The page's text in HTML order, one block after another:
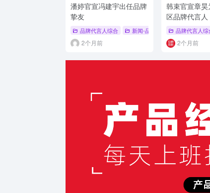
潘婷官宣冯建宇出任品牌
挚友
品牌代言人综合 新闻-品牌代言人 # 品牌代言人
2个月前
韩束官宣章
区品牌代言人
品牌代言人综
2个月前